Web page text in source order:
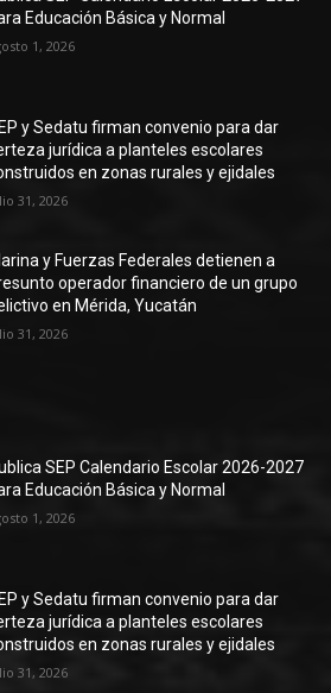
Educación Básica y Normal
1, 2026
y Sedatu firman convenio para dar
jurídica a planteles escolares
en zonas rurales y ejidales
31, 2026
y Fuerzas Federales detienen a
operador financiero de un grupo
en Mérida, Yucatán
31, 2026
SEP Calendario Escolar 2026-2027
Educación Básica y Normal
1, 2026
y Sedatu firman convenio para dar
jurídica a planteles escolares
en zonas rurales y ejidales
31, 2026